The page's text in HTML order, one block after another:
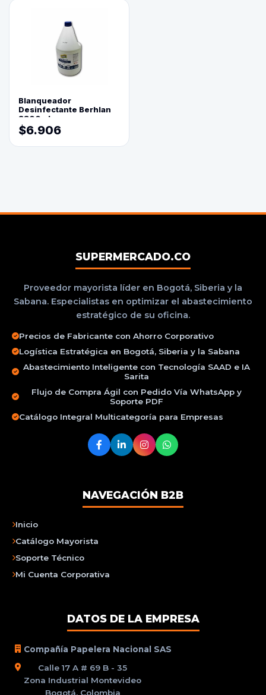
Blanqueador
Desinfectante Berhlan
3800ml
$6.906
SUPERMERCADO.CO
Proveedor mayorista líder en Bogotá, Siberia y la
Sabana. Especialistas en optimizar el abastecimiento
estratégico de su oficina.
Precios de Fabricante con Ahorro Corporativo
Logística Estratégica en Bogotá, Siberia y la Sabana
Abastecimiento Inteligente con Tecnología SAAD e IA
Sarita
Flujo de Compra Ágil con Pedido Vía WhatsApp y
Soporte PDF
Catálogo Integral Multicategoría para Empresas
NAVEGACIÓN B2B
Inicio
Catálogo Mayorista
Soporte Técnico
Mi Cuenta Corporativa
DATOS DE LA EMPRESA
Compañía Papelera Nacional SAS
Calle 17 A # 69 B - 35
Zona Industrial Montevideo
Bogotá, Colombia